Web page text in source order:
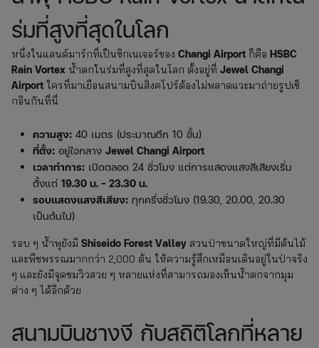
ร่มที่สูงที่สุดในโลก
หนึ่งในแลนด์มาร์กที่เป็นซิกเนเจอร์ของ Changi Airport ก็คือ HSBC
Rain Vortex น้ำตกในร่มที่สูงที่สุดในโลก ตั้งอยู่ที่ Jewel Changi
Airport ใครที่มาเยือนสนามบินสิงคโปร์ต้องไม่พลาดแวะมาถ่ายรูปเช็
กอินกันที่นี่
ความสูง: 40 เมตร (ประมาณตึก 10 ชั้น)
ที่ตั้ง: อยู่ใจกลาง Jewel Changi Airport
เวลาทำการ: เปิดตลอด 24 ชั่วโมง แต่การแสดงแสงสีเสียงเริ่ม
ตั้งแต่ 19.30 น. – 23.30 น.
รอบแสดงแสงสีเสียง: ทุกครึ่งชั่วโมง (19.30, 20.00, 20.30
เป็นต้นไป)
รอบ ๆ น้ำพุยังมี Shiseido Forest Valley สวนป่าขนาดใหญ่ที่มีต้นไม้
และพืชพรรณมากกว่า 2,000 ต้น ให้ความรู้สึกเหมือนเดินอยู่ในป่าจริง
ๆ และยังมีจุดชมวิวสวย ๆ หลายแห่งที่สามารถมองเห็นน้ำตกจากมุม
ต่าง ๆ ได้อีกด้วย
สนามบินชางงี กับสถิติโลกที่หลาย